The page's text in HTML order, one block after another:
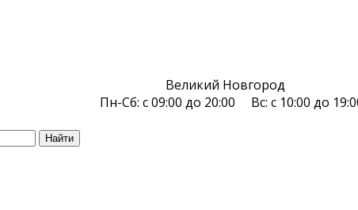
Великий Новгород
Пн-Сб: с 09:00 до 20:00 Вс: с 10:00 до
Найти